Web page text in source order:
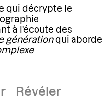
qui décrypte le
à l'écoute des
générationqui aborde
Révéler